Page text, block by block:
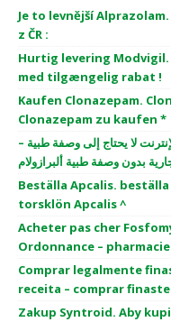
Je to levnější
z ČR :
Hurtig levering
med tilgængelig rabat !
Kaufen Clonazepam.
Clonazepam zu kaufen *
لا يحتاج إلى وصفة طبية –
Beställa Apcalis.
torsklön Apcalis ^
Acheter pas cher
Ordonnance –
Comprar legalmente
receita – comprar
Zakup Syntroid. Aby